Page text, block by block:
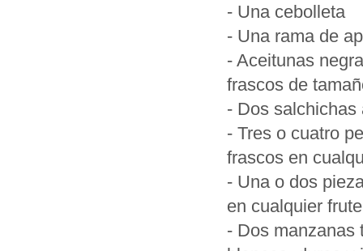
- Una cebolleta
- Una rama de
- Aceitunas
frascos de
- Dos salchichas
- Tres o cuatro
frascos en
- Una o dos
en cualquier
- Dos manzanas